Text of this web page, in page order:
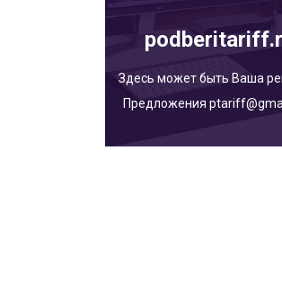
Здесь может быть Ваша
Предложения